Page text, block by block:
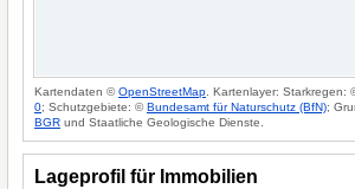
Kartendaten ©OpenStreetMap . Kartenlayer: Starkregen:
0; Schutzgebiete: ©Bundesamt für Naturschutz (BfN);
BGR und Staatliche Geologische Dienste.
Lageprofil für Immobilien